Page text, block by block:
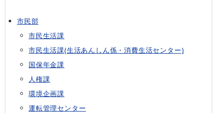
市民部
市民生活課
市民生活課(生活あんしん係・消費生活センター)
国保年金課
人権課
環境企画課
運転管理センター